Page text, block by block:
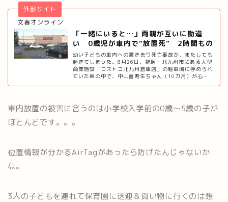
文春オンライン
外部サイト
「一緒にいると…」両親が互いに勘違
い 0歳児が車内で“放置死” 2時間もの
置き去り…
幼い子どもの車内への置き去り死亡事故が、またしても
起きてしまった。8月26日、福岡・北九州市にある大型
商業施設「コストコ北九州倉庫店」の駐車場に停められ
ていた車の中で、中山喜寿生ちゃん（10カ月）が心…
車内放置の被害に合うのは小学校入学前の0歳〜5歳の子が
ほとんどです。。。
位置情報が分かるAirTagがあったら防げたんじゃないか
な。
3人の子どもを連れて保育園に送迎＆買い物に行くのは想